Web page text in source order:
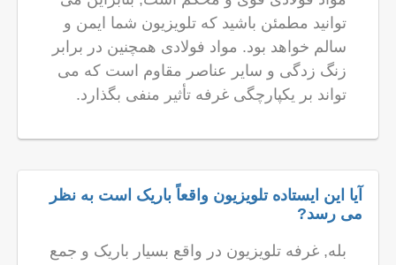
توانید مطمئن باشید که تلویزیون شما ایمن و
سالم خواهد بود. مواد فولادی همچنین در برابر
زنگ زدگی و سایر عناصر مقاوم است که می
تواند بر یکپارچگی غرفه تأثیر منفی بگذارد.
آیا این ایستاده تلویزیون واقعاً باریک است به نظر
می رسد?
بله, غرفه تلویزیون در واقع بسیار باریک و جمع